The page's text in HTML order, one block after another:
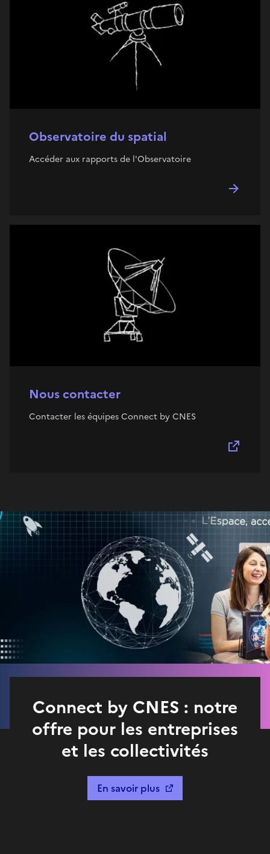
Observatoire du spatial
Accéder aux rapports de l'Observatoire
Nous contacter
Contacter les équipes Connect by CNES
Connect by CNES : notre
offre pour les entreprises
et les collectivités
En savoir plus